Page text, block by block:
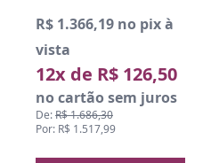
R$ 1.366,19 no pix à
vista
12x de R$ 126,50
no cartão sem juros
De:R$ 1.686,30
Por: R$ 1.517,99